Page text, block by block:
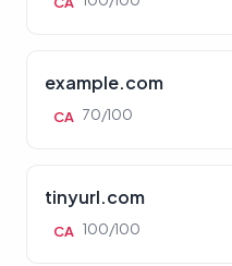
example.com
CA 70/100
tinyurl.com
CA 100/100